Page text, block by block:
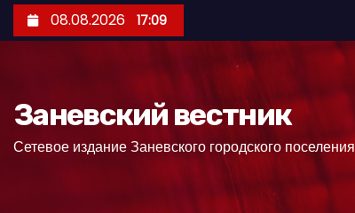
е
08.08.2026 17:09
Заневский вестник
Сетевое издание Заневского городского поселения